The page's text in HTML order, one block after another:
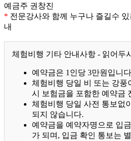
예금주 권창진
* 전문강사와 함께 누구나 즐길수
내
체험비행 기타 안내사항 - 읽어두
예약금은 1인당 3만원입니
체험비행 당일 비 또는 강풍
시 보험금을 포함한 예약금
체험비행 당일 사전 통보없
되지 않습니다.
예약금을 예약자명으로 입
가 되며, 입금 확인 통보는